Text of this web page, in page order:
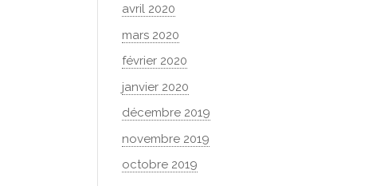
avril 2020
mars 2020
février 2020
janvier 2020
décembre 2019
novembre 2019
octobre 2019